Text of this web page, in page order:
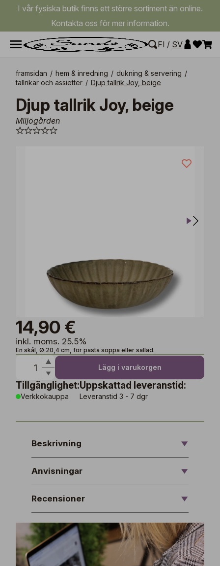
I vår fysiska butik finns ett större sortiment än online.
Kontakta oss för mer information.
FI / SV
framsidan / hem & inredning / dukning & servering /
tallrikar och assietter / Djup tallrik Joy, beige
Djup tallrik Joy, beige
Miljögården
14,90 €
inkl. moms. 25.5%
En skål, Ø 20,4 cm, för pasta soppa eller sallad.
Lägg i varukorgen
Tillgänglighet:
Verkkokauppa
Uppskattad leveranstid:
Leveranstid 3 - 7 dgr
Beskrivning
Anvisningar
Recensioner